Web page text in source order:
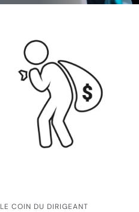
LE COIN DU DIRIGEANT